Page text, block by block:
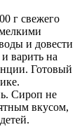
г свежего
и довести
варить на
Готовый
Сироп не
вкусом,